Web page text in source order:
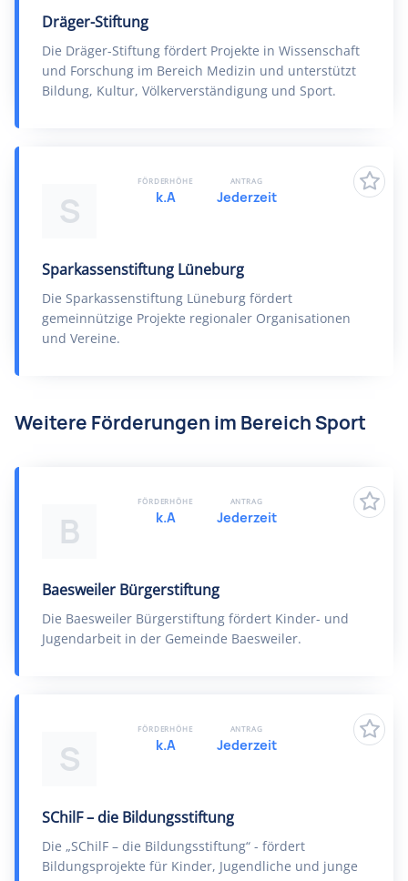
Dräger-Stiftung
Die Dräger-Stiftung fördert Projekte in Wissenschaft
und Forschung im Bereich Medizin und unterstützt
Bildung, Kultur, Völkerverständigung und Sport.
S
Sparkassenstiftung Lüneburg
Die Sparkassenstiftung Lüneburg fördert
gemeinnützige Projekte regionaler Organisationen
und Vereine.
FÖRDERHÖHE
k.A
ANTRAG
Jederzeit
Weitere Förderungen im Bereich Sport
B
Baesweiler Bürgerstiftung
Die Baesweiler Bürgerstiftung fördert Kinder- und
Jugendarbeit in der Gemeinde Baesweiler.
FÖRDERHÖHE
k.A
ANTRAG
Jederzeit
S
SChilF – die Bildungsstiftung
Die „SChilF – die Bildungsstiftung“ - fördert
Bildungsprojekte für Kinder, Jugendliche und junge
FÖRDERHÖHE
k.A
ANTRAG
Jederzeit